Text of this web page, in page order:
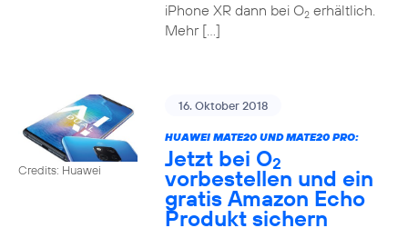
iPhone XR dann bei O2erhältlich.
Mehr […]
Credits: Huawei
16. Oktober 2018
HUAWEI MATE20 UND MATE20 PRO:
Jetzt bei O2
vorbestellen und ein
gratis Amazon Echo
Produkt sichern